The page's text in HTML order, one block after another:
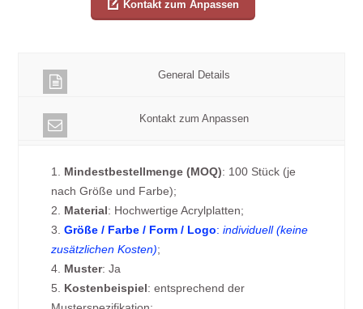
Kontakt zum Anpassen
General Details
Kontakt zum Anpassen
1. Mindestbestellmenge (MOQ): 100 Stück (je
nach Größe und Farbe);
2. Material: Hochwertige Acrylplatten;
3.Größe / Farbe / Form / Logo:individuell (keine
zusätzlichen Kosten);
4. Muster: Ja
5. Kostenbeispiel: entsprechend der